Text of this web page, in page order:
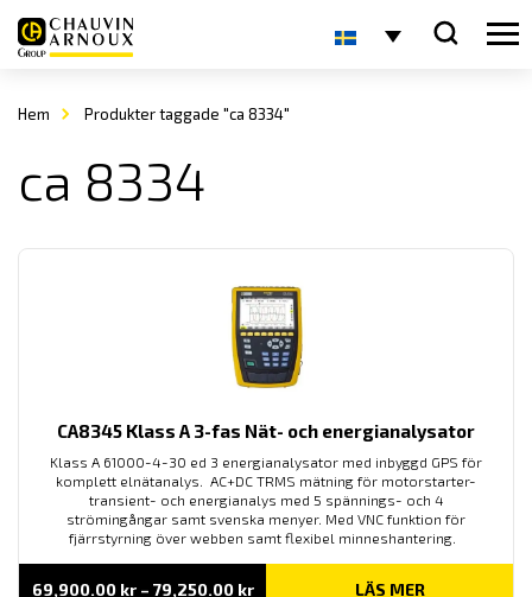
Hem Produkter taggade "ca 8334"
ca 8334
CA8345 Klass A 3-fas Nät- och energianalysator
Klass A 61000-4-30 ed 3 energianalysator med inbyggd GPS för
komplett elnätanalys. AC+DC TRMS mätning för motorstarter-
transient- och energianalys med 5 spännings- och 4
strömingångar samt svenska menyer. Med VNC funktion för
fjärrstyrning över webben samt flexibel minneshantering.
69,900.00 kr – 79,250.00 krPrisintervall:LÄS MER